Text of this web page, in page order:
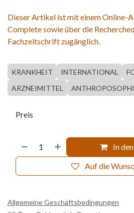
Dieser Artikel ist mit einem Online-
Complete sowie über die
Fachzeitschrift zugänglich.
KRANKHEIT INTERNATIONAL
ARZNEIMITTEL
In
Auf die
Preis
Allgemeine Geschäftsbedingungen